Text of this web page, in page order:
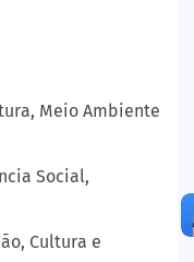
Meio Ambiente
Social,
Cultura e